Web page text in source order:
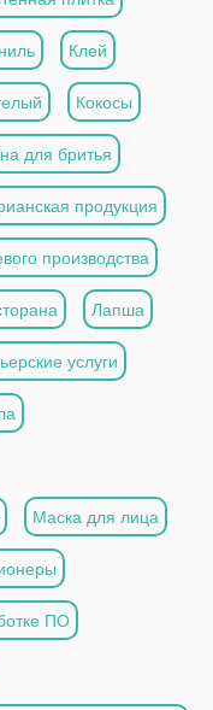
Клей
Кокосы
для бритья
продукция
производства
Лапша
услуги
Маска для лица
ПО